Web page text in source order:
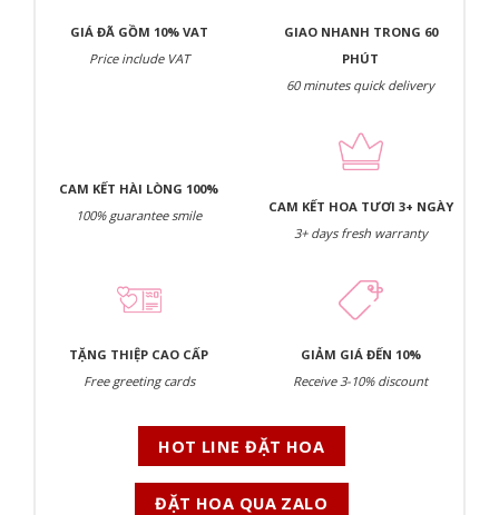
GIÁ ĐÃ GỒM 10% VAT
Price include VAT
GIAO NHANH TRONG 60
PHÚT
60 minutes quick delivery
CAM KẾT HÀI LÒNG 100%
100% guarantee smile
CAM KẾT HOA TƯƠI 3+ NGÀY
3+ days fresh warranty
TẶNG THIỆP CAO CẤP
Free greeting cards
GIẢM GIÁ ĐẾN 10%
Receive 3-10% discount
HOT LINE ĐẶT HOA
ĐẶT HOA QUA ZALO